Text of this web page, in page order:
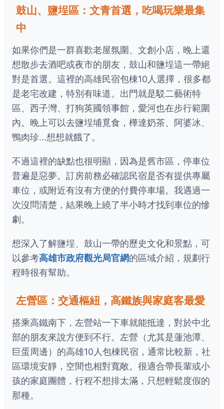
鼓山、鹽埕區：文青首選，吃喝玩樂最集
中
如果你們是一群喜歡老屋氛圍、文創小店，晚上還
想散步去酒吧或夜市的朋友，鼓山和鹽埕這一帶絕
對是首選。這裡的高雄民宿包棟10人選擇，很多都
是老宅改建，特別有味道。出門就是駁二藝術特
區、西子灣、打狗英國領事館，愛河也在步行範圍
內。晚上可以去鹽埕埔覓食，樺達奶茶、阿婆冰、
鴨肉珍...想想就餓了。
不過這裡的缺點也很明顯，因為是舊市區，停車位
普遍是惡夢。訂房前務必確認民宿是否有提供專屬
車位，或附近有沒有方便的付費停車場。我遇過一
次沒問清楚，結果晚上繞了半小時才找到車位的慘
劇。
想深入了解鹽埕、鼓山一帶的歷史文化和景點，可
以參考高雄市政府觀光局官網的區域介紹，規劃行
程時很有幫助。
左營區：交通樞紐，高鐵族與家庭客最愛
搭乘高鐵南下，左營站一下車就能抵達，對於中北
部的朋友來說方便到不行。左營（尤其是蓮池潭、
巨蛋周邊）的高雄10人包棟民宿，通常比較新，社
區環境安靜，空間也相對寬敞。很適合帶長輩或小
孩的家庭團體，行程不想排太滿，只想輕鬆度假的
那種。